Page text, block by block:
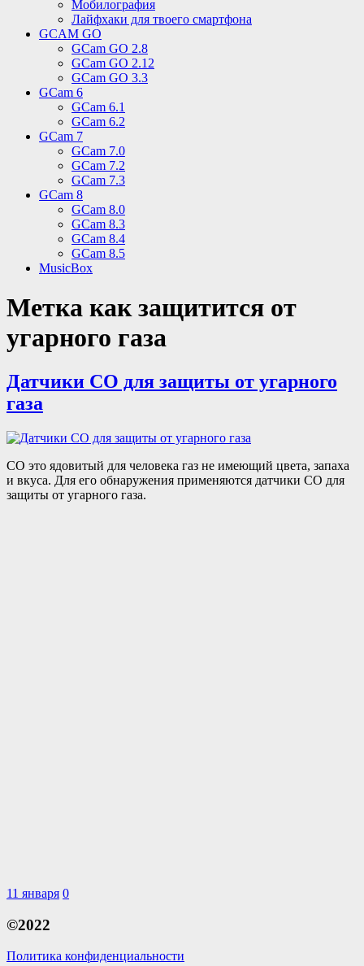
Мобилография
Лайфхаки для твоего смартфона
GCAM GO
GCam GO 2.8
GCam GO 2.12
GCam GO 3.3
GCam 6
GCam 6.1
GCam 6.2
GCam 7
GCam 7.0
GCam 7.2
GCam 7.3
GCam 8
GCam 8.0
GCam 8.3
GCam 8.4
GCam 8.5
MusicBox
Метка как защитится от
угарного газа
Датчики СО для защиты от угарного
газа
СО это ядовитый для человека газ не имеющий цвета, запаха
и вкуса. Для его обнаружения применяются датчики СО для
защиты от угарного газа.
11 января 0
©2022
Политика конфиденциальности